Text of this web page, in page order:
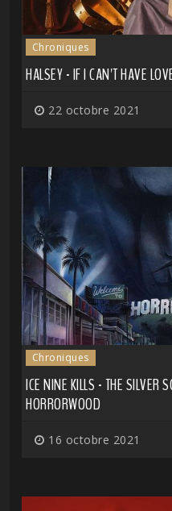
Chroniques
HALSEY - IF I CAN'T HAVE
22 octobre 2021
Chroniques
ICE NINE KILLS - THE SILVER
HORRORWOOD
16 octobre 2021